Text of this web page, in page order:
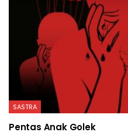
SASTRA
Pentas Anak Golek